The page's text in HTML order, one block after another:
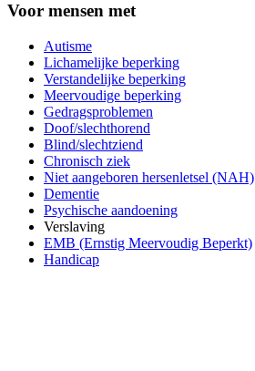
Voor mensen met
Autisme
Lichamelijke beperking
Verstandelijke beperking
Meervoudige beperking
Gedragsproblemen
Doof/slechthorend
Blind/slechtziend
Chronisch ziek
Niet aangeboren hersenletsel (NAH)
Dementie
Psychische aandoening
Verslaving
EMB (Ernstig Meervoudig Beperkt)
Handicap